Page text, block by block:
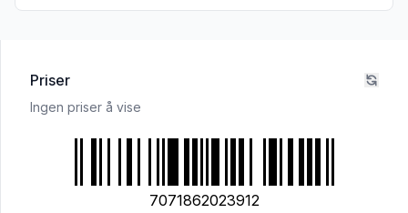
Priser
Ingen priser å vise
7071862023912